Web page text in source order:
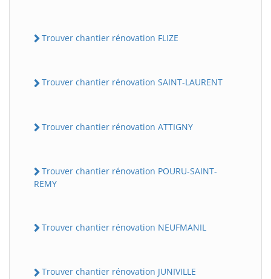
Trouver chantier rénovation FLIZE
Trouver chantier rénovation SAINT-LAURENT
Trouver chantier rénovation ATTIGNY
Trouver chantier rénovation POURU-SAINT-
REMY
Trouver chantier rénovation NEUFMANIL
Trouver chantier rénovation JUNIVILLE